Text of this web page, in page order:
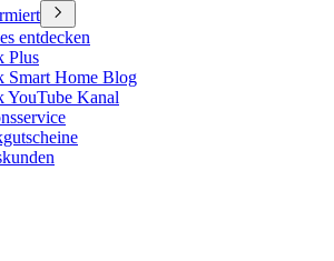
entdecken
Plus
Smart Home Blog
YouTube Kanal